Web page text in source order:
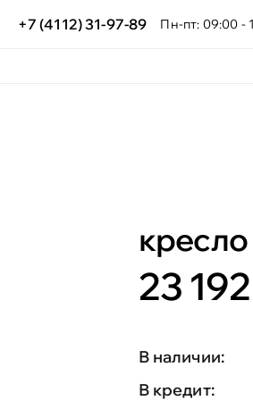
+7 (4112) 31-97-89 Пн-пт: 09:00 -
23
В наличии:
В кредит: